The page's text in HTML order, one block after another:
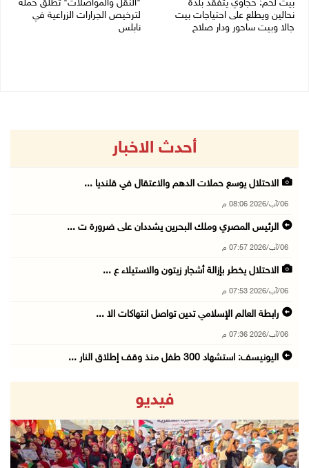
بيت لحم: حجاوي يتفقد بلدة
نحالين ويطلع على احتياجات بيت
جالا وبيت ساحور ودار صلاح
"النقل والمواصلات" تطلق حملة
لترخيص الجرارات الزراعية في
نابلس
أحدث الاخبار
الاحتلال يوسع حملات الدهم والاعتقال في قلنديا ...
06/آب/2026 08:06 م
الرئيس المصري وملك البحرين يشددان على ضرورة ت ...
06/آب/2026 07:57 م
الاحتلال يخطر بإزالة أشجار زيتون والاستيلاء ع ...
06/آب/2026 07:53 م
رابطة العالم الإسلامي تدين تواصل انتهاكات الا ...
06/آب/2026 07:36 م
اليونيسف: استشهاد 300 طفل منذ وقف إطلاق النار ...
الاحتلال يدمّر بيت الزوجية قبل ساعات من الزفا ...
06/آب/2026 07:27 م
إصابتان بالرصاص والاعتداء خلال اقتحام الاحتلا ...
06/آب/2026 06:56 م
فيديو